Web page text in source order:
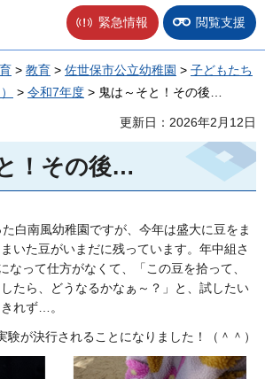
緊急情報 閲覧支援
> 教育 > 佐世保市公立幼稚園 > 子どもたち
> 令和7年度 > 鬼は～そと！その後…
更新日：2026年2月12日
！その後…
白南風幼稚園ですが、今年は盛大に豆をま
いた豆がいまだに残っています。年中組さ
なって仕方がなくて、「この豆を拾って、
たら、どうなるかなぁ～？」と、試したい
れず…。
験が決行されることになりました！（＾＾）